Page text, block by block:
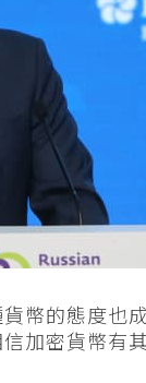
幣的態度也
加密貨幣有